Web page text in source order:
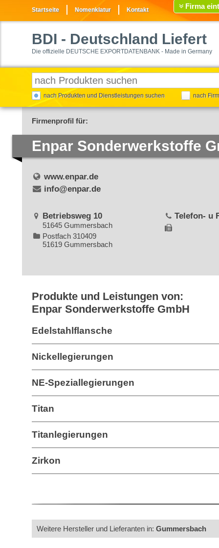
Startseite Nomenklatur Kontakt Firma
BDI - Deutschland Liefert
Die offizielle DEUTSCHE EXPORTDATENBANK - Made in Germany
nach Produkten und Dienstleistungen suchen nach
Firmenprofil für:
Enpar Sonderwerkstoffe
www.enpar.de
info@enpar.de
Betriebsweg 10
51645 Gummersbach
Postfach 310409
51619 Gummersbach
Telefon- u
Produkte und Leistungen von:
Enpar Sonderwerkstoffe GmbH
Edelstahlflansche
Nickellegierungen
NE-Speziallegierungen
Titan
Titanlegierungen
Zirkon
Weitere Hersteller und Lieferanten in: Gummersbach